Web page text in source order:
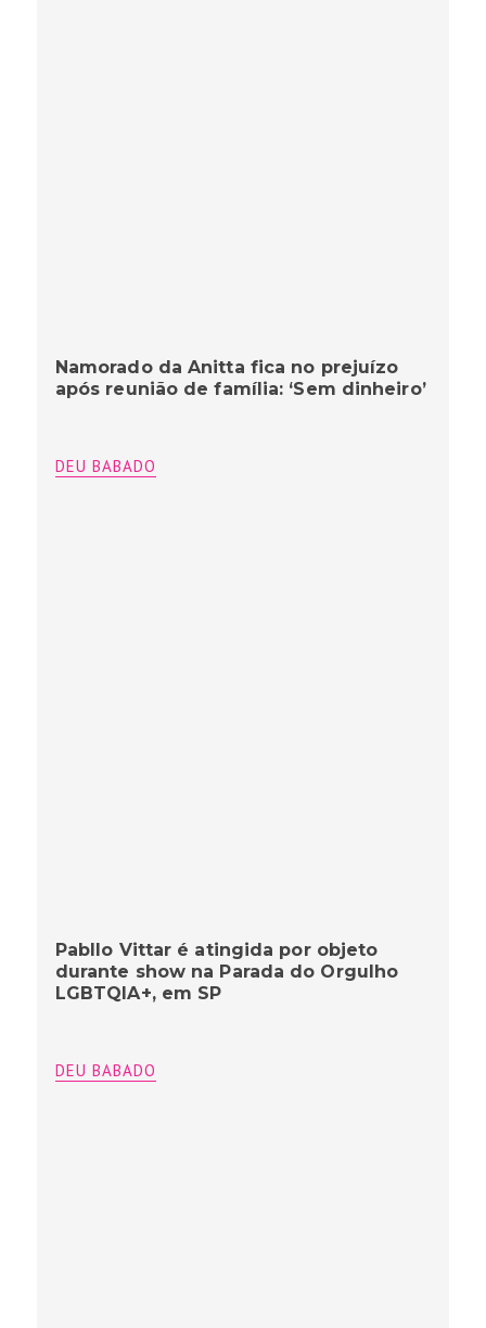
Namorado da Anitta fica no prejuízo
após reunião de família: ‘Sem dinheiro’
DEU BABADO
Pabllo Vittar é atingida por objeto
durante show na Parada do Orgulho
LGBTQIA+, em SP
DEU BABADO